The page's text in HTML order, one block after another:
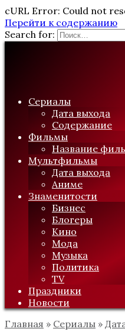
cURL Error: Could not
Перейти к содержанию
Search for:
Сериалы
Дата выхода
Содержание
Фильмы
Название
Мультфильмы
Дата выхода
Аниме
Знаменитости
Бизнес
Блогеры
Кино
Мода
Музыка
Политика
TV
Праздники
Новости
Главная » Сериалы »